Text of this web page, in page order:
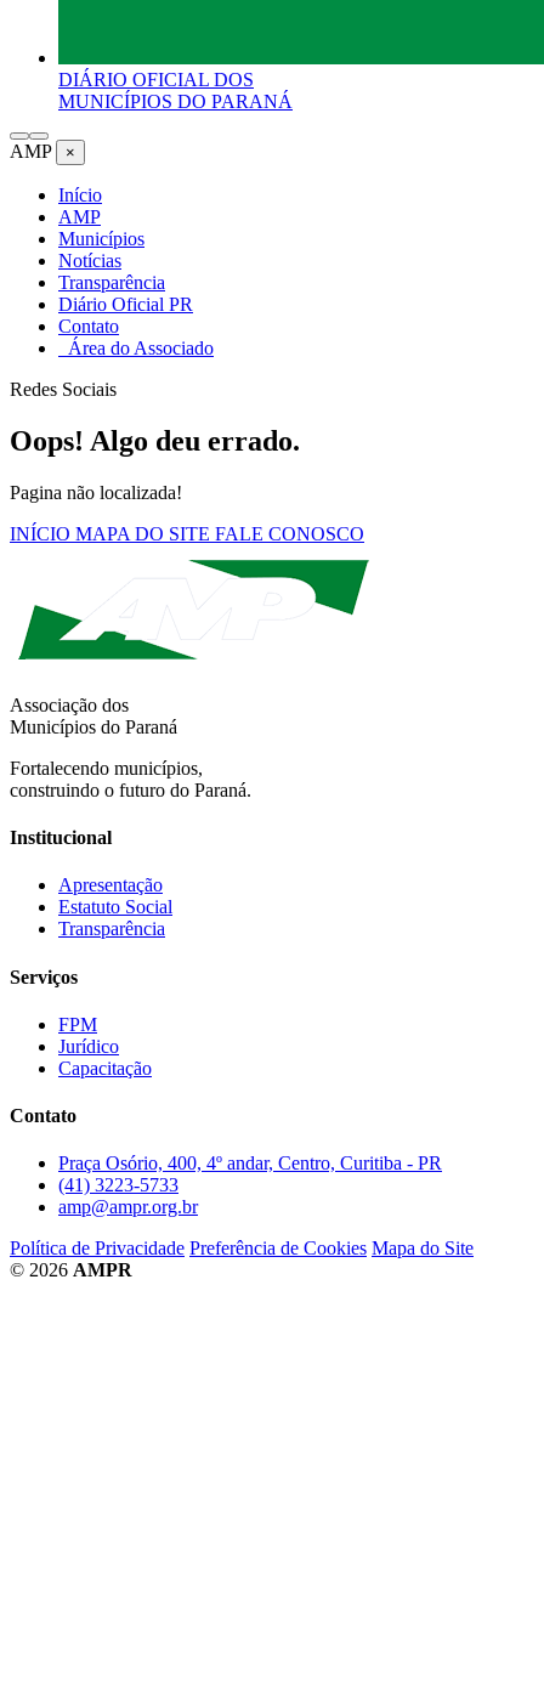
DIÁRIO OFICIAL DOS
MUNICÍPIOS DO PARANÁ
AMP ×
Início
AMP
Municípios
Notícias
Transparência
Diário Oficial PR
Contato
Área do Associado
Redes Sociais
Oops! Algo deu errado.
Pagina não localizada!
INÍCIO MAPA DO SITE FALE CONOSCO
Associação dos
Municípios do Paraná
Fortalecendo municípios,
construindo o futuro do Paraná.
Institucional
Apresentação
Estatuto Social
Transparência
Serviços
FPM
Jurídico
Capacitação
Contato
Praça Osório, 400, 4º andar, Centro, Curitiba - PR
(41) 3223-5733
amp@ampr.org.br
Política de Privacidade Preferência de Cookies Mapa do Site
© 2026 AMPR